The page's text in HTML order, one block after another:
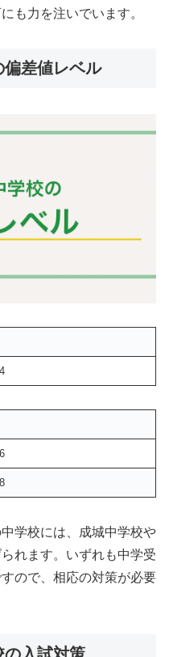
も力を注いでいます。
偏差値レベル
学校には、成城中学校や
れます。いずれも中学受
ので、相応の対策が必要